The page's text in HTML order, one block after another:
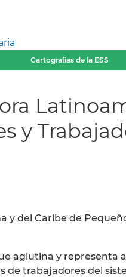
Cartografías de la ESS
y
y del Caribe de
aglutina y representa
de trabajadores del